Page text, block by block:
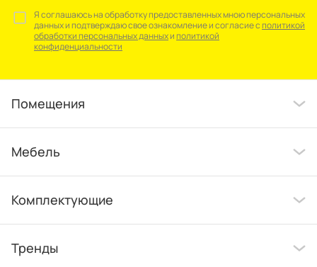
Я соглашаюсь на обработку предоставленных мною персональных
данных и подтверждаю свое ознакомление и согласие сполитикой
обработки персональных данныхиполитикой
конфиденциальности
Помещения
Мебель
Комплектующие
Тренды